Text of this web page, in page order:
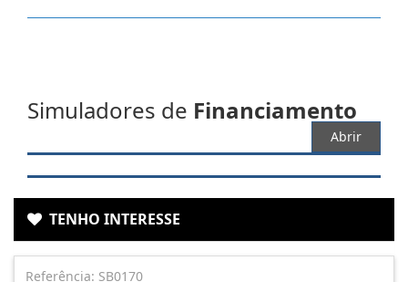
Simuladores de Financiamento
Abrir
TENHO INTERESSE